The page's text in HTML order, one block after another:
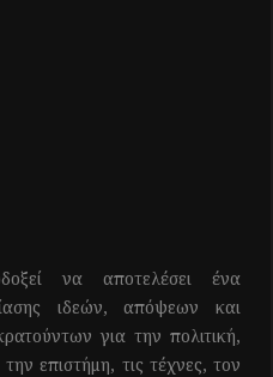
να αποτελέσει ένα
ιδεών, απόψεων και
για την πολιτική,
επιστήμη, τις τέχνες, τον